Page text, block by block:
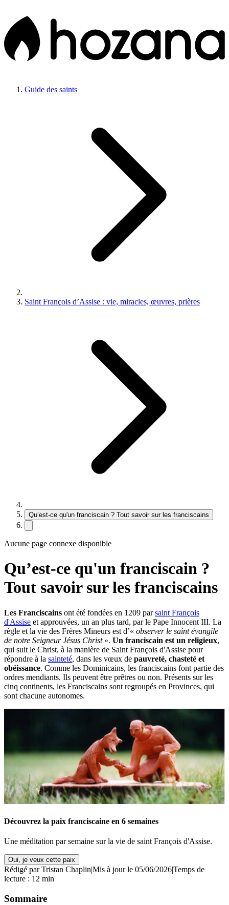
Guide des saints
Saint François d’Assise : vie, miracles, œuvres, prières
Qu’est-ce qu'un franciscain ? Tout savoir sur les franciscains
Aucune page connexe disponible
Qu’est-ce qu'un franciscain ?
Tout savoir sur les franciscains
Les Franciscains ont été fondées en 1209 parsaint François
d'Assise et approuvées, un an plus tard, par le Pape Innocent III. La
règle et la vie des Frères Mineurs est d’« observer le saint évangile
de notre Seigneur Jésus Christ». Un franciscain est un religieux,
qui suit le Christ, à la manière de Saint François d'Assise pour
répondre à la sainteté, dans les vœux de pauvreté, chasteté et
obéissance. Comme les Dominicains, les franciscains font partie des
ordres mendiants. Ils peuvent être prêtres ou non. Présents sur les
cinq continents, les Franciscains sont regroupés en Provinces, qui
sont chacune autonomes.
Découvrez la paix franciscaine en 6 semaines
Une méditation par semaine sur la vie de saint François d'Assise.
Oui, je veux cette paix
Rédigé parTristan Chaplin|Mis à jour le 05/06/2026|Temps de
lecture : 12 min
Sommaire